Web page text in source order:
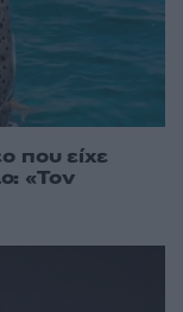
που είχε
«Τον